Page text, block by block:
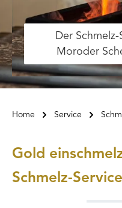
Der
Moroder
Home Service
Gold
Schmelz-